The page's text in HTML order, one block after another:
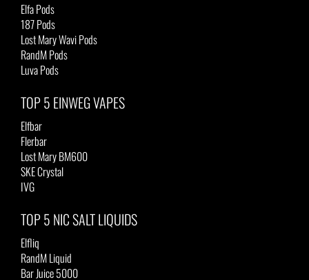
Elfa Pods
187 Pods
Lost Mary Wavi Pods
RandM Pods
Luva Pods
TOP 5 EINWEG VAPES
Elfbar
Flerbar
Lost Mary BM600
SKE Crystal
IVG
TOP 5 NIC SALT LIQUIDS
Elfliq
RandM Liquid
Bar Juice 5000